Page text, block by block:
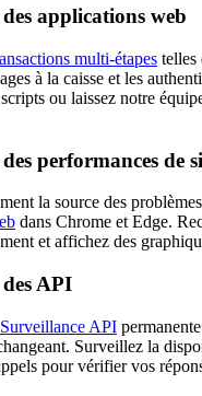
applications web
multi-étapes telles
à la caisse et les
ou laissez notre
performances de
la source des
dans Chrome et Edge.
et affichez des
API
Surveillance API
Surveillez la
pour vérifier vos